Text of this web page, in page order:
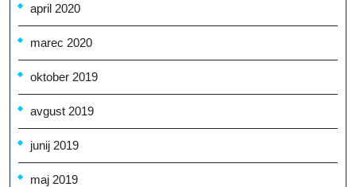
april 2020
marec 2020
oktober 2019
avgust 2019
junij 2019
maj 2019